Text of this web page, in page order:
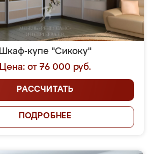
Шкаф-купе "Сикоку"
Цена: от 76 000 руб.
РАССЧИТАТЬ
ПОДРОБНЕЕ